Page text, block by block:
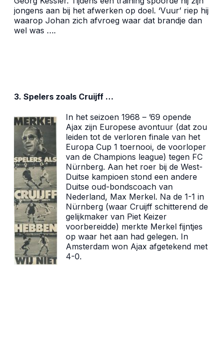
jongens aan bij het afwerken op doel. ‘Vuur’ riep hij
waarop Johan zich afvroeg waar dat brandje dan
wel was ….
3. Spelers zoals Cruijff …
In het seizoen 1968 – ’69 opende
Ajax zijn Europese avontuur (dat zou
leiden tot de verloren finale van het
Europa Cup 1 toernooi, de voorloper
van de Champions league) tegen FC
Nürnberg. Aan het roer bij de West-
Duitse kampioen stond een andere
Duitse oud-bondscoach van
Nederland, Max Merkel. Na de 1-1 in
Nürnberg (waar Cruijff schitterend de
gelijkmaker van Piet Keizer
voorbereidde) merkte Merkel fijntjes
op waar het aan had gelegen. In
Amsterdam won Ajax afgetekend met
4-0.